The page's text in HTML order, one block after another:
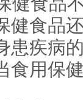
健食品
患疾病
食用保